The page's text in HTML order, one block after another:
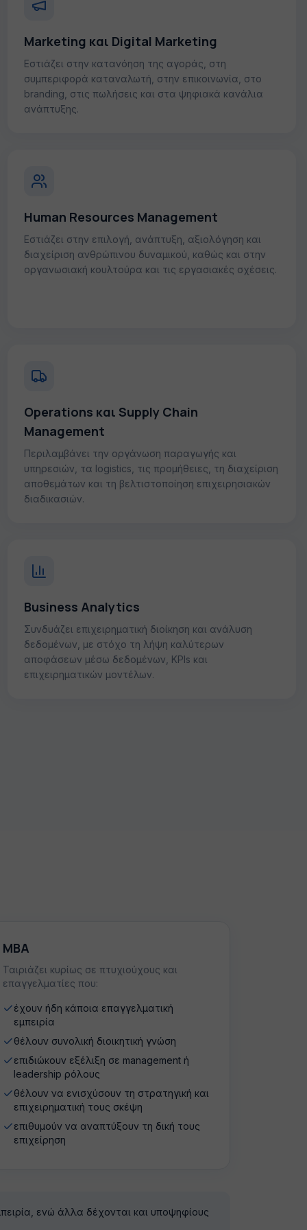
Marketing και Digital Marketing
Εστιάζει στην κατανόηση της αγοράς, στη
συμπεριφορά καταναλωτή, στην επικοινωνία, στο
branding, στις πωλήσεις και στα ψηφιακά κανάλια
ανάπτυξης.
Human Resources Management
Εστιάζει στην επιλογή, ανάπτυξη, αξιολόγηση και
διαχείριση ανθρώπινου δυναμικού, καθώς και στην
οργανωσιακή κουλτούρα και τις εργασιακές σχέσεις.
Operations και Supply Chain
Management
Περιλαμβάνει την οργάνωση παραγωγής και
υπηρεσιών, τα logistics, τις προμήθειες, τη διαχείριση
αποθεμάτων και τη βελτιστοποίηση επιχειρησιακών
διαδικασιών.
Business Analytics
Συνδυάζει επιχειρηματική διοίκηση και ανάλυση
δεδομένων, με στόχο τη λήψη καλύτερων
αποφάσεων μέσω δεδομένων, KPIs και
επιχειρηματικών μοντέλων.
MBA
Ταιριάζει κυρίως σε πτυχιούχους και
επαγγελματίες που:
έχουν ήδη κάποια επαγγελματική
εμπειρία
θέλουν συνολική διοικητική γνώση
επιδιώκουν εξέλιξη σε management ή
leadership ρόλους
θέλουν να ενισχύσουν τη στρατηγική και
επιχειρηματική τους σκέψη
επιθυμούν να αναπτύξουν τη δική τους
επιχείρηση
ενώ άλλα δέχονται και υποψηφίους